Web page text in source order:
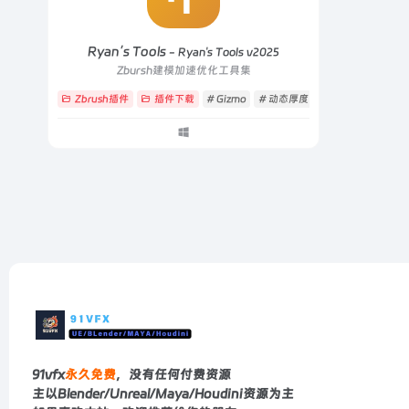
Ryan’s Tools - Ryan's Tools v2025
Zbursh建模加速优化工具集
Zbrush插件 插件下载 # Gizmo # 动态厚度
91vfx永久免费，没有任何付费资源
主以Blender/Unreal/Maya/Houdini资源为主